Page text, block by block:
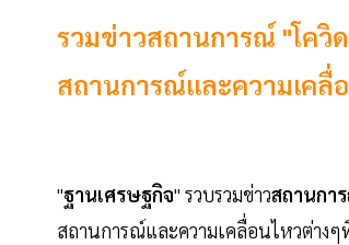
รวมข่าวสถานการณ์ "โควิ
สถานการณ์และความเคลื่
"ฐานเศรษฐกิจ" รวบรวมข่าวสถานกา
สถานการณ์และความเคลื่อนไหวต่าง